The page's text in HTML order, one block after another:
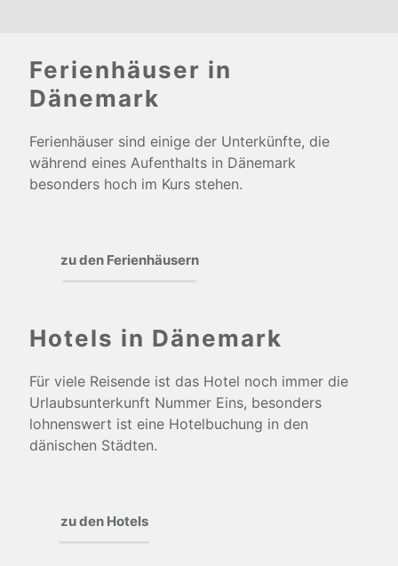
Ferienhäuser in
Dänemark
Ferienhäuser sind einige der Unterkünfte, die
während eines Aufenthalts in Dänemark
besonders hoch im Kurs stehen.
zu den Ferienhäusern
Hotels in Dänemark
Für viele Reisende ist das Hotel noch immer die
Urlaubsunterkunft Nummer Eins, besonders
lohnenswert ist eine Hotelbuchung in den
dänischen Städten.
zu den Hotels